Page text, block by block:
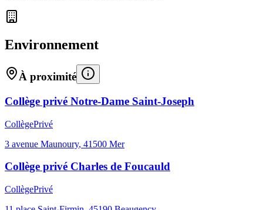
Environnement
À proximité
Collège privé Notre-Dame Saint-Joseph
CollègePrivé
3 avenue Maunoury, 41500 Mer
Collège privé Charles de Foucauld
CollègePrivé